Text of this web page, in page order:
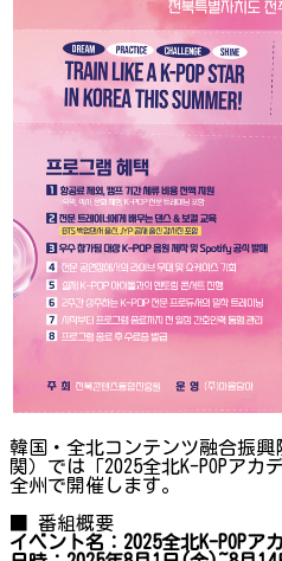
韓国・全北コンテンツ融合振
関）では「2025全北K-POPア
全州で開催します。
■ 番組概要
イベント名：2025全北K-POPア